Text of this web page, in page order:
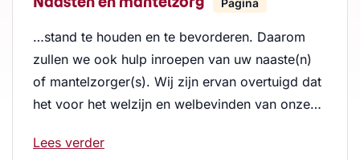
Pagina
…stand te houden en te bevorderen. Daarom
zullen we ook hulp inroepen van uw naaste(n)
of mantelzorger(s). Wij zijn ervan overtuigd dat
het voor het welzijn en welbevinden van onze…
Lees verder